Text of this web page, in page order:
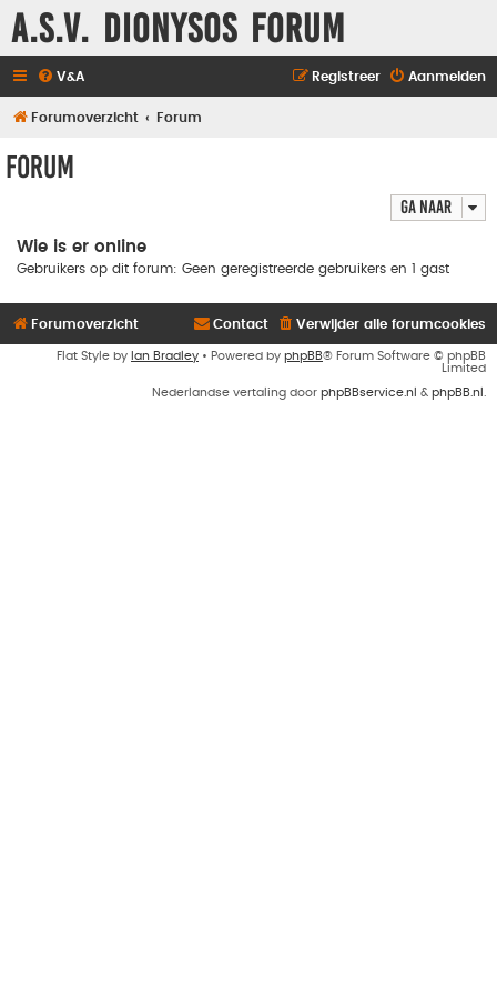
A.S.V. Dionysos Forum
V&A Aanmelden
Registreer
Forumoverzicht Forum
Forum
Ga naar
Wie is er online
Gebruikers op dit forum: Geen geregistreerde gebruikers en 1 gast
Forumoverzicht Verwijder alle forumcookies
Contact
Flat Style by Ian Bradley • Powered by phpBB® Forum Software © phpBB
Limited
Nederlandse vertaling door phpBBservice.nl & phpBB.nl .